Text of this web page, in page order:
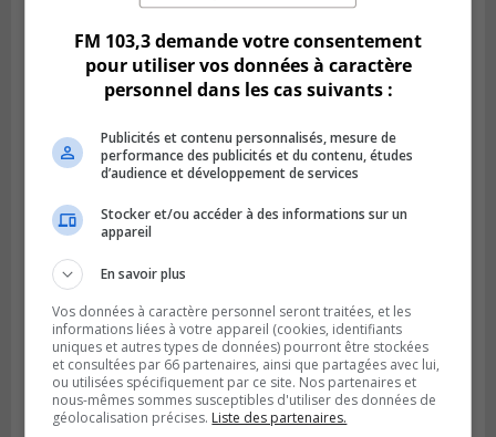
Publié le 6 juillet 2026 à 11h18
Climat Québec dévoile deux candidats
pour l’Agglomération
Publié le 6 juillet 2026 à 09h33
Longueuil conclue un contrat pour
valoriser des cendres d’incinération
FM 103,3 demande votre consentement
pour utiliser vos données à caractère
personnel dans les cas suivants :
Publicités et contenu personnalisés, mesure de
performance des publicités et du contenu, études
d’audience et développement de services
Stocker et/ou accéder à des informations sur un
appareil
En savoir plus
Vos données à caractère personnel seront traitées, et les
informations liées à votre appareil (cookies, identifiants
uniques et autres types de données) pourront être stockées
et consultées par 66 partenaires, ainsi que partagées avec lui,
ou utilisées spécifiquement par ce site. Nos partenaires et
nous-mêmes sommes susceptibles d'utiliser des données de
géolocalisation précises. Liste des partenaires.